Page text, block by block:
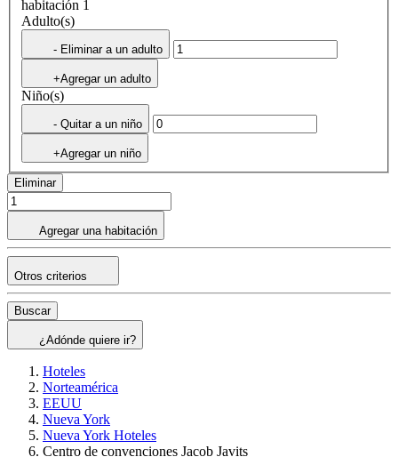
habitación 1
Adulto(s)
- Eliminar a un adulto
+Agregar un adulto
Niño(s)
- Quitar a un niño
+Agregar un niño
Eliminar
Agregar una habitación
Otros criterios
Buscar
¿Adónde quiere ir?
Hoteles
Norteamérica
EEUU
Nueva York
Nueva York Hoteles
Centro de convenciones Jacob Javits